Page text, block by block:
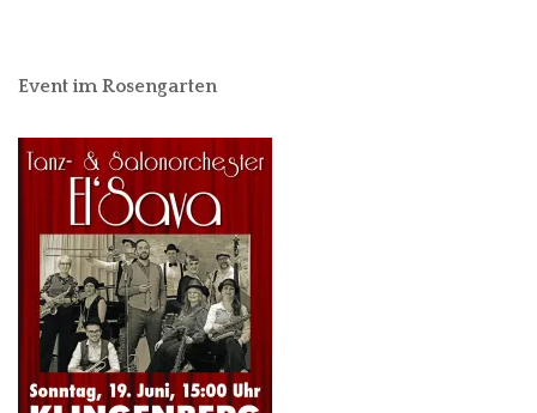
Event im Rosengarten